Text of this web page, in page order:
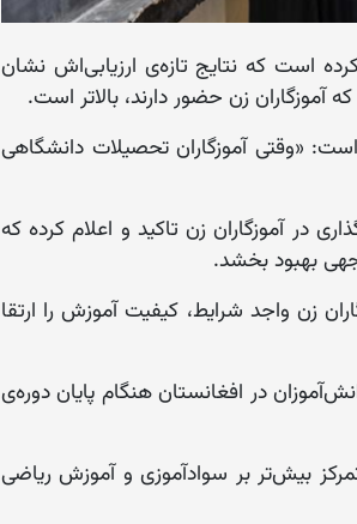
است که نتایج تازه‌ی ارزیابی‌اش نشان
زن حضور دارند، بالاتر است.
«وقتی آموزگاران تحصیلات دانشگاهی
در آموزگاران زن تاکید و اعلام کرده که
بهبود بخشد.
زن واجد شرایط، کیفیت آموزش را ارتقا
ملل در ۲۰۲۵ میلادی، حدود ۹۳ درصد دانش‌آموزان در افغانستان هنگام پایان دوره‌ی
بیش‌تر بر سوادآموزی و آموزش ریاضی